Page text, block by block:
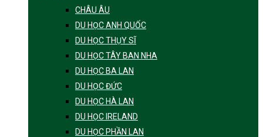
CHÂU ÂU
DU HỌC ANH QUỐC
DU HỌC THỤY SĨ
DU HỌC TÂY BAN NHA
DU HỌC BA LAN
DU HỌC ĐỨC
DU HỌC HÀ LAN
DU HỌC IRELAND
DU HỌC PHẦN LAN